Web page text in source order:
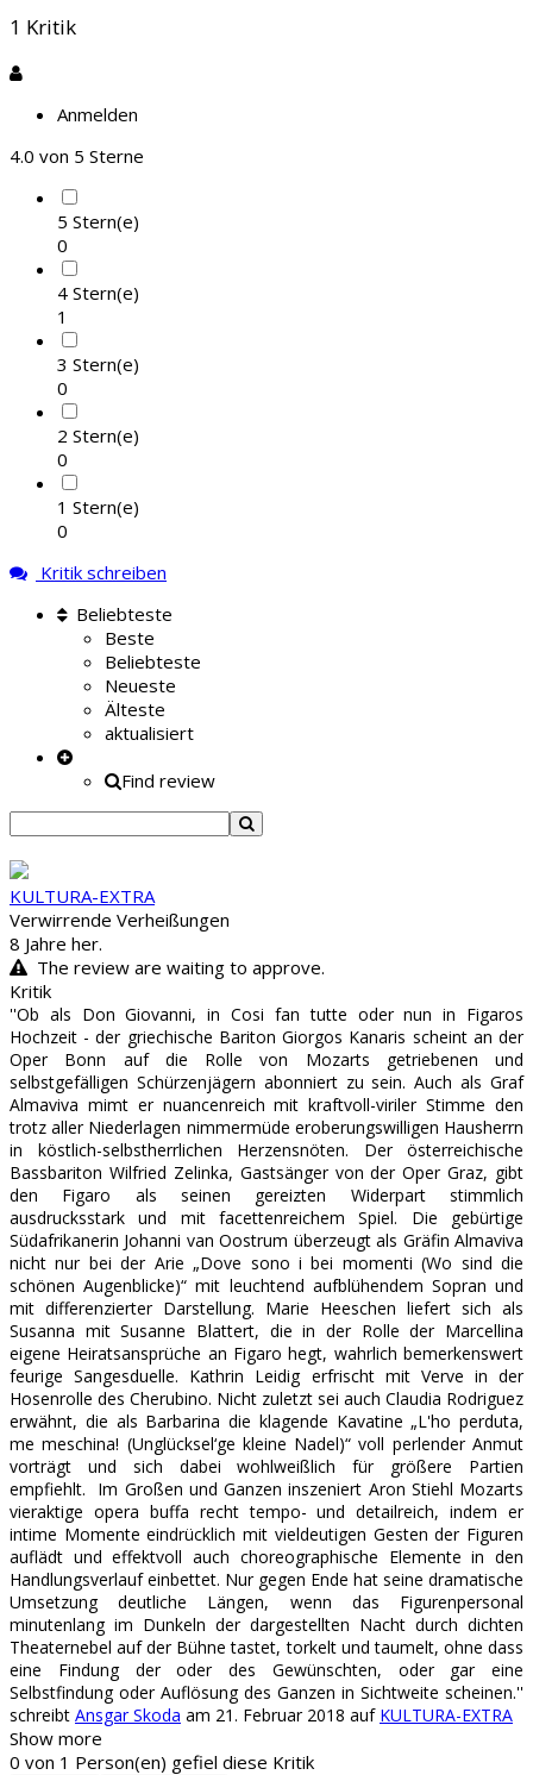
1 Kritik
Anmelden
4.0 von 5 Sterne
5 Stern(e)
0
4 Stern(e)
1
3 Stern(e)
0
2 Stern(e)
0
1 Stern(e)
0
Kritik schreiben
Beliebteste
Beste
Beliebteste
Neueste
Älteste
aktualisiert
Find review
KULTURA-EXTRA
Verwirrende Verheißungen
8 Jahre her.
The review are waiting to approve.
Kritik
''Ob als Don Giovanni, in Cosi fan tutte oder nun in Figaros
Hochzeit - der griechische Bariton Giorgos Kanaris scheint an der
Oper Bonn auf die Rolle von Mozarts getriebenen und
selbstgefälligen Schürzenjägern abonniert zu sein. Auch als Graf
Almaviva mimt er nuancenreich mit kraftvoll-viriler Stimme den
trotz aller Niederlagen nimmermüde eroberungswilligen Hausherrn
in köstlich-selbstherrlichen Herzensnöten. Der österreichische
Bassbariton Wilfried Zelinka, Gastsänger von der Oper Graz, gibt
den Figaro als seinen gereizten Widerpart stimmlich
ausdrucksstark und mit facettenreichem Spiel. Die gebürtige
Südafrikanerin Johanni van Oostrum überzeugt als Gräfin Almaviva
nicht nur bei der Arie „Dove sono i bei momenti (Wo sind die
schönen Augenblicke)“ mit leuchtend aufblühendem Sopran und
mit differenzierter Darstellung. Marie Heeschen liefert sich als
Susanna mit Susanne Blattert, die in der Rolle der Marcellina
eigene Heiratsansprüche an Figaro hegt, wahrlich bemerkenswert
feurige Sangesduelle. Kathrin Leidig erfrischt mit Verve in der
Hosenrolle des Cherubino. Nicht zuletzt sei auch Claudia Rodriguez
erwähnt, die als Barbarina die klagende Kavatine „L'ho perduta,
me meschina! (Unglücksel‘ge kleine Nadel)“ voll perlender Anmut
vorträgt und sich dabei wohlweißlich für größere Partien
empfiehlt. Im Großen und Ganzen inszeniert Aron Stiehl Mozarts
vieraktige opera buffa recht tempo- und detailreich, indem er
intime Momente eindrücklich mit vieldeutigen Gesten der Figuren
auflädt und effektvoll auch choreographische Elemente in den
Handlungsverlauf einbettet. Nur gegen Ende hat seine dramatische
Umsetzung deutliche Längen, wenn das Figurenpersonal
minutenlang im Dunkeln der dargestellten Nacht durch dichten
Theaternebel auf der Bühne tastet, torkelt und taumelt, ohne dass
eine Findung der oder des Gewünschten, oder gar eine
Selbstfindung oder Auflösung des Ganzen in Sichtweite scheinen.''
schreibt Ansgar Skoda am 21. Februar 2018 auf KULTURA-EXTRA
Show more
0 von 1 Person(en) gefiel diese Kritik